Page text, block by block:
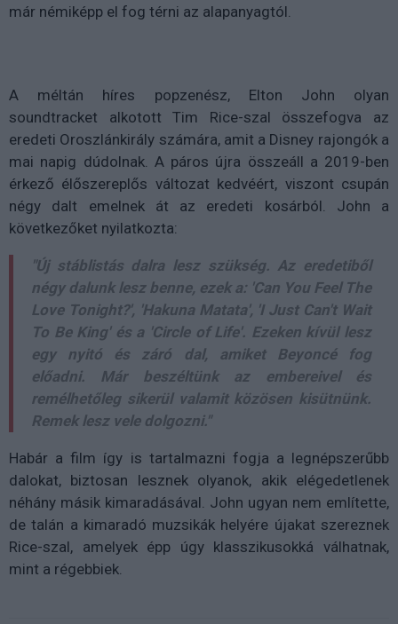
már némiképp el fog térni az alapanyagtól.
A méltán híres popzenész, Elton John olyan
soundtracket alkotott Tim Rice-szal összefogva az
eredeti Oroszlánkirály számára, amit a Disney rajongók a
mai napig dúdolnak. A páros újra összeáll a 2019-ben
érkező élőszereplős változat kedvéért, viszont csupán
négy dalt emelnek át az eredeti kosárból. John a
következőket nyilatkozta:
"Új stáblistás dalra lesz szükség. Az eredetiből
négy dalunk lesz benne, ezek a: 'Can You Feel The
Love Tonight?', 'Hakuna Matata', 'I Just Can't Wait
To Be King' és a 'Circle of Life'. Ezeken kívül lesz
egy nyitó és záró dal, amiket Beyoncé fog
előadni. Már beszéltünk az embereivel és
remélhetőleg sikerül valamit közösen kisütnünk.
Remek lesz vele dolgozni."
Habár a film így is tartalmazni fogja a legnépszerűbb
dalokat, biztosan lesznek olyanok, akik elégedetlenek
néhány másik kimaradásával. John ugyan nem említette,
de talán a kimaradó muzsikák helyére újakat szereznek
Rice-szal, amelyek épp úgy klasszikusokká válhatnak,
mint a régebbiek.